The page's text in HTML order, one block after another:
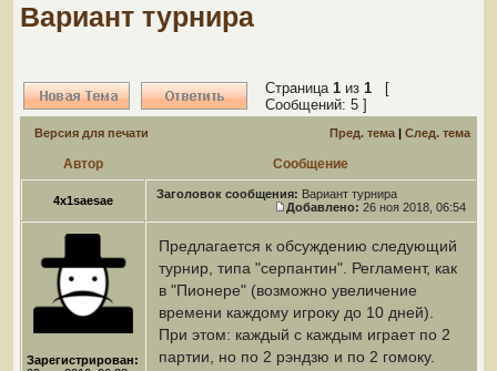
Вариант турнира
Страница 1 из 1 [
Сообщений: 5 ]
Версия для печати Пред. тема | След. тема
Автор Сообщение
4x1saesae Заголовок сообщения: Вариант турнира
Добавлено: 26 ноя 2018, 06:54
Зарегистрирован:
Предлагается к обсуждению следующий
турнир, типа "серпантин". Регламент, как
в "Пионере" (возможно увеличение
времени каждому игроку до 10 дней).
При этом: каждый с каждым играет по 2
партии, но по 2 рэндзю и по 2 гомоку.